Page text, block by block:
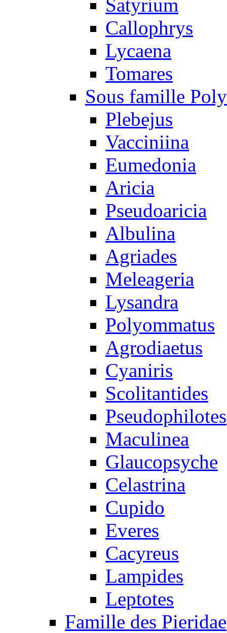
Satyrium
Callophrys
Lycaena
Tomares
Sous famille
Plebejus
Vacciniina
Eumedonia
Aricia
Pseudoaricia
Albulina
Agriades
Meleageria
Lysandra
Polyommatus
Agrodiaetus
Cyaniris
Scolitantides
Pseudophilotes
Maculinea
Glaucopsyche
Celastrina
Cupido
Everes
Cacyreus
Lampides
Leptotes
Famille des Pieridae